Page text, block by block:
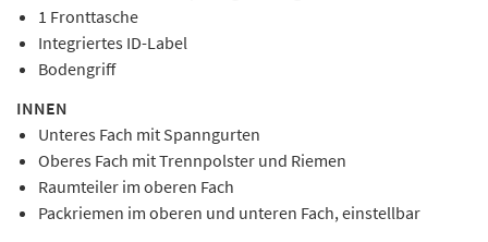
1 Fronttasche
Integriertes ID-Label
Bodengriff
INNEN
Unteres Fach mit Spanngurten
Oberes Fach mit Trennpolster und Riemen
Raumteiler im oberen Fach
Packriemen im oberen und unteren Fach, einstellbar